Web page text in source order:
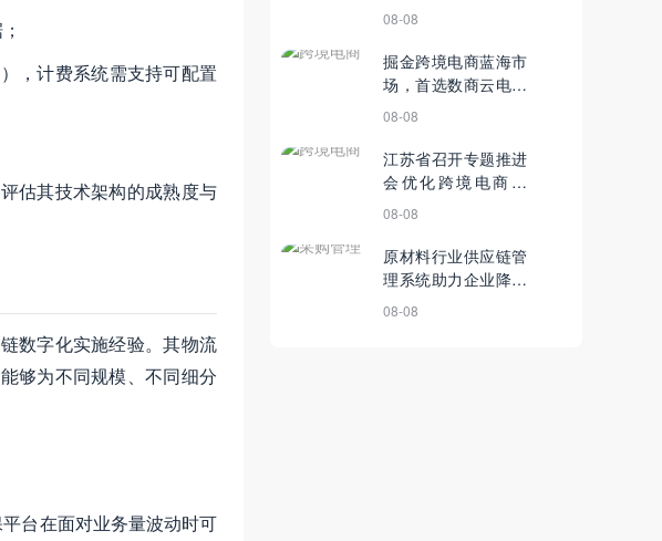
，计费系统需支持可配置
估其技术架构的成熟度与
数字化实施经验。其物流
够为不同规模、不同细分
台在面对业务量波动时可
08-08
掘金跨境电商蓝海市
场，首选数商云电商
系统
08-08
江苏省召开专题推进
会优化跨境电商发
展"生态圈"丨4月22
08-08
原材料行业供应链管
理系统助力企业降本
生效，实现高效交易
08-08